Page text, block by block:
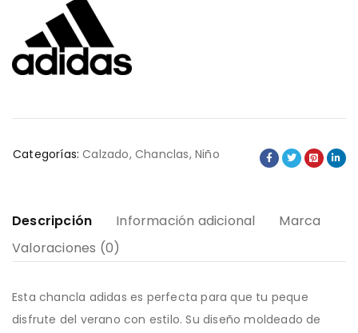
Categorías: Calzado,Chanclas,Niño
Descripción Información adicional
Marca
Valoraciones (0)
Esta chancla adidas es perfecta para que tu peque
disfrute del verano con estilo. Su diseño moldeado de